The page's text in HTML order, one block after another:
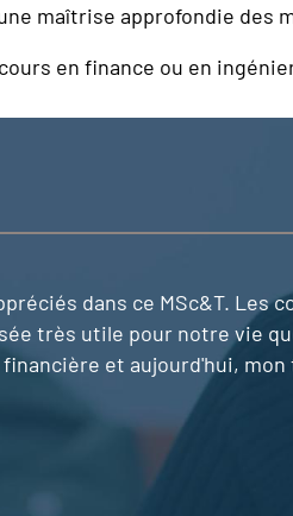
maîtrise approfondie des
en finance ou en
dans ce MSc&T.
très utile pour notre vie
et aujourd'hui,